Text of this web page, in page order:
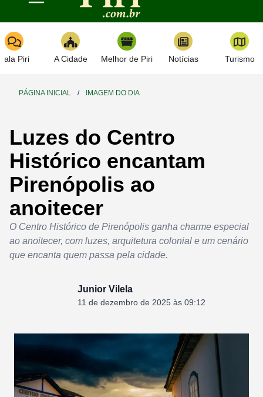
Toggle navigation
Piri A Cidade Melhor de Piri Notícias Turismo
PÁGINA INICIAL / IMAGEM DO DIA
Luzes do Centro
Histórico encantam
Pirenópolis ao
anoitecer
O Centro Histórico de Pirenópolis ganha charme especial
ao anoitecer, com luzes, arquitetura colonial e um cenário
que encanta quem passa pela cidade.
Junior Vilela
11 de dezembro de 2025 às 09:12